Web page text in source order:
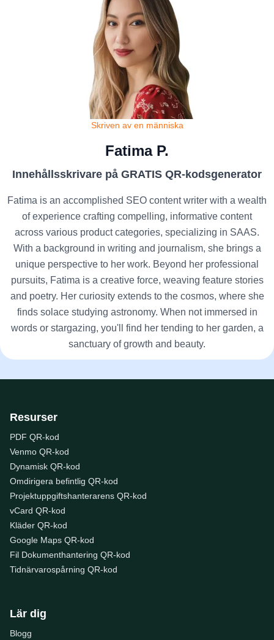
Skriven av en människa
Fatima P.
Innehållsskrivare på GRATIS QR-kodsgenerator
Fatima is an accomplished SEO content writer with a wealth
of experience crafting compelling, informative content
across various product categories, specializing in SAAS.
With a background in writing and journalism, she brings a
unique perspective to her work. Beyond her professional
pursuits, Fatima is a creative force, weaving feature stories
and poetry. Her curiosity extends to the cosmos, where she
finds solace studying astronomy. When not immersed in
words or stargazing, you'll find her tending to her garden, a
sanctuary of growth and beauty.
Resurser
PDF QR-kod
Venmo QR-kod
Dynamisk QR-kod
Omdirigera befintlig QR-kod
Projektuppgiftshanterarens QR-kod
vCard QR-kod
Kläder QR-kod
Google Maps QR-kod
Fil Dokumenthantering QR-kod
Tidnärvarospårning QR-kod
Lär dig
Blogg